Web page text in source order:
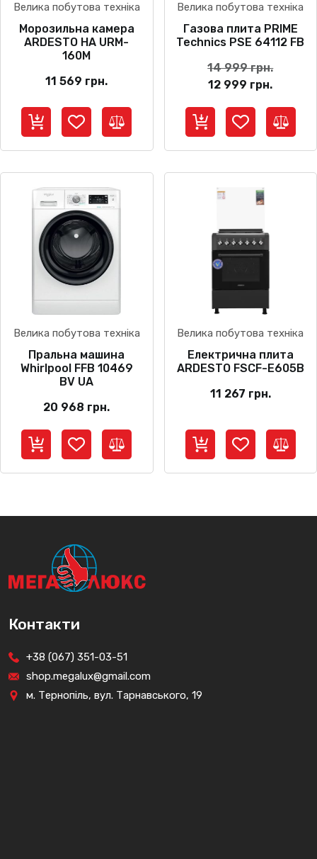
Велика побутова техніка
Морозильна камера
ARDESTO HA URM-
160M
11 569 грн.
Велика побутова техніка
Газова плита PRIME
Technics PSE 64112 FB
14 999грн.
999
12 999 грн.
12
999
Велика побутова техніка
Пральна машина
Whirlpool FFB 10469
BV UA
20 968 грн.
Велика побутова техніка
Електрична плита
ARDESTO FSCF-E605B
11 267 грн.
Контакти
+38 (067) 351-03-51
shop.megalux@gmail.com
м. Тернопіль, вул. Тарнавського, 19